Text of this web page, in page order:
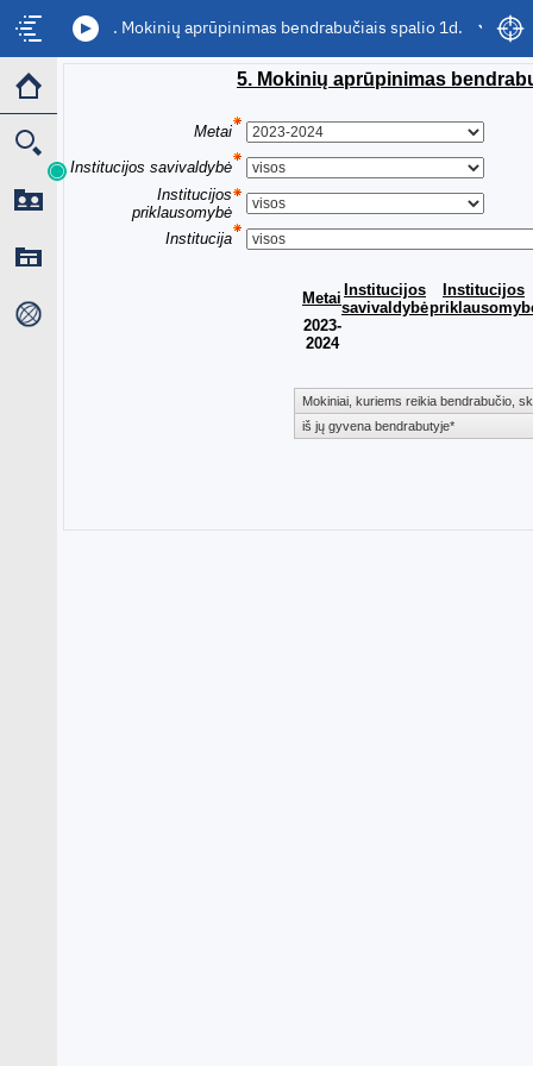
5. Mokinių aprūpinimas bendrabučiais spalio 1d.